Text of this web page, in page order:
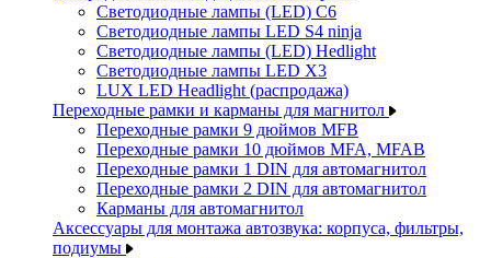
Светодиодные лампы (LED) C6
Светодиодные лампы LED S4 ninja
Светодиодные лампы (LED) Hedlight
Светодиодные лампы LED X3
LUX LED Headlight (распродажа)
Переходные рамки и карманы для магнитол
Переходные рамки 9 дюймов MFB
Переходные рамки 10 дюймов MFA, MFAB
Переходные рамки 1 DIN для автомагнитол
Переходные рамки 2 DIN для автомагнитол
Карманы для автомагнитол
Аксессуары для монтажа автозвука: корпуса, фильтры,
подиумы